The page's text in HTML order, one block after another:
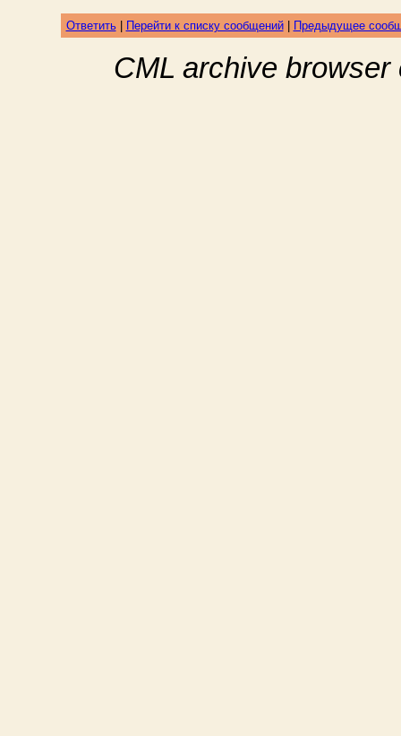
Ответить| Перейти к списку сообщений| Предыдущее
CML archive